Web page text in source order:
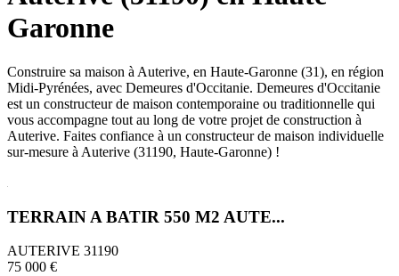
Garonne
Construire sa maison à Auterive, en Haute-Garonne (31), en région
Midi-Pyrénées, avec Demeures d'Occitanie. Demeures d'Occitanie
est un constructeur de maison contemporaine ou traditionnelle qui
vous accompagne tout au long de votre projet de construction à
Auterive. Faites confiance à un constructeur de maison individuelle
sur-mesure à Auterive (31190, Haute-Garonne) !
TERRAIN A BATIR 550 M2 AUTE...
AUTERIVE 31190
75 000 €